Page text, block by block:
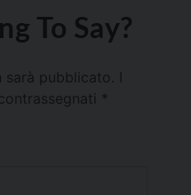
To Say?
sarà pubblicato.
*